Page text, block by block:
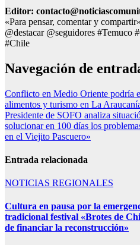
Editor:
«Para pensar, comentar y compartir»
@destacar @seguidores #Temuco
#Chile
Navegación de
Conflicto en Medio Oriente podría
alimentos y turismo en La
Presidente de SOFO analiza
solucionar en 100 días los
en el Viejito Pascuero»
Entrada relacionada
NOTICIAS REGIONALES
Cultura en pausa por la
tradicional festival «Brotes de
de financiar la reconstrucción»